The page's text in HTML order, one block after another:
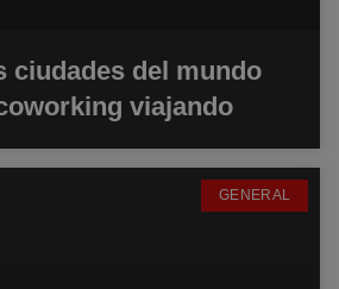
ciudades del mundo
viajando
GENERAL